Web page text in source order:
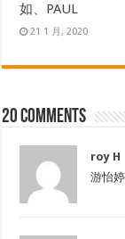
如、PAUL
21 1 月, 2020
20 comments
roy H
游怡